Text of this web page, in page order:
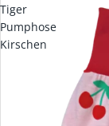
Tiger
Pumphose
Kirschen